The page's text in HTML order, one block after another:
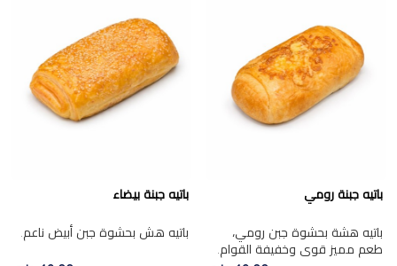
باتيه جبنة رومي
باتيه هشة بحشوة جبن رومي،
طعم مميز قوي وخفيفة القوام.
باتيه جبنة بيضاء
باتيه هش بحشوة جبن أبيض ناعم.